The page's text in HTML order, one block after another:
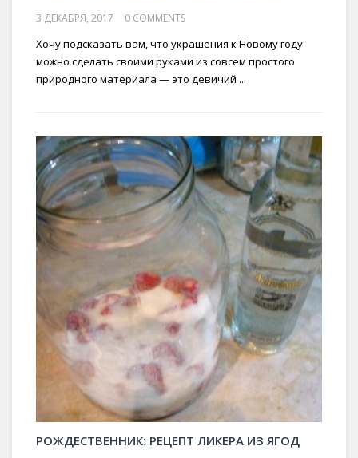
3 ДЕКАБРЯ, 2017 0 COMMENTS
Хочу подсказать вам, что украшения к Новому году
можно сделать своими руками из совсем простого
природного материала — это девичий ...
РОЖДЕСТВЕННИК: РЕЦЕПТ ЛИКЕРА ИЗ ЯГОД